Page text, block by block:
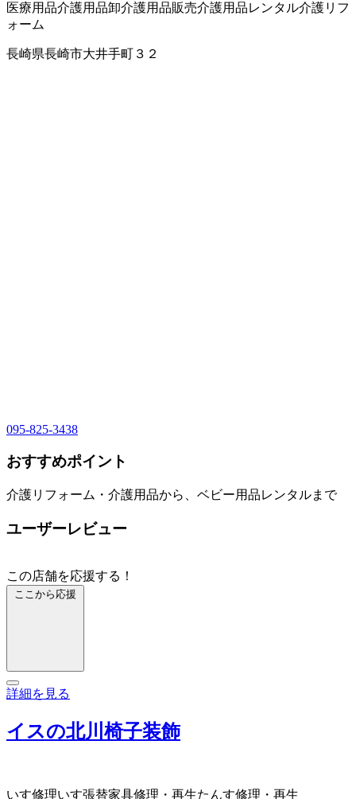
医療用品介護用品卸介護用品販売介護用品レンタル介護リフ
ォーム
長崎県長崎市大井手町３２
095-825-3438
おすすめポイント
介護リフォーム・介護用品から、ベビー用品レンタルまで
ユーザーレビュー
この店舗を応援する！
ここから応援
詳細を見る
イスの北川椅子装飾
いす修理いす張替家具修理・再生たんす修理・再生